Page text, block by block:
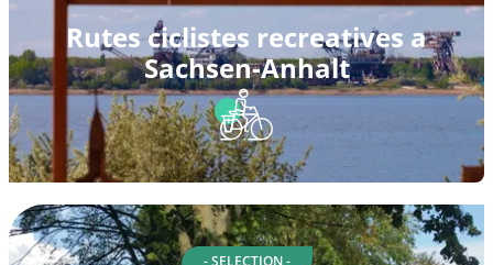
Rutes ciclistes recreatives a
Sachsen-Anhalt
- SELECTION -